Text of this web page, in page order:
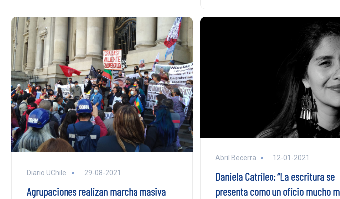
Diario UChile 29-08-2021
Agrupaciones realizan marcha masiva
Abril Becerra 12-01-2021
Daniela Catrileo: “La escritura se
presenta como un oficio mucho